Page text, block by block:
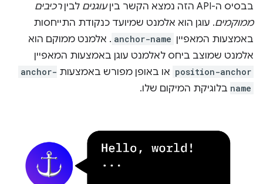
בבסיס ה-API הזה נמצא הקשר בין עוגנים לביןרכיבים
ממוקמים. עוגן הוא אלמנט שמיועד כנקודת התייחסות
באמצעות המאפיין anchor-name . אלמנט ממוקם הוא
אלמנט שמוצב ביחס לאלמנט עוגן באמצעות המאפיין
position-anchor או באופן מפורש באמצעות anchor-
name בלוגיקת המיקום שלו.